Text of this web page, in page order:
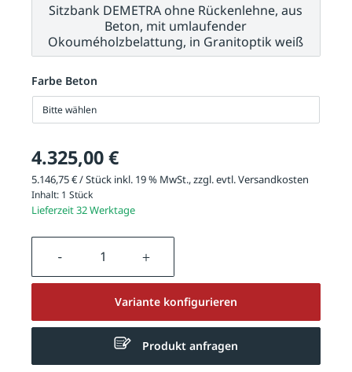
Farbe Beton
Bitte wählen
4.325,00 €
5.146,75 € / Stück inkl. 19 % MwSt., zzgl. evtl.Versandkosten
Inhalt: 1 Stück
Lieferzeit 32 Werktage
Produkt Anzahl: Gib den
Variante konfigurieren
Produkt anfragen
Sitzbank DEMETRA ohne Rückenlehne, aus
Beton, mit umlaufender
Okouméholzbelattung, in Granitoptik weiß